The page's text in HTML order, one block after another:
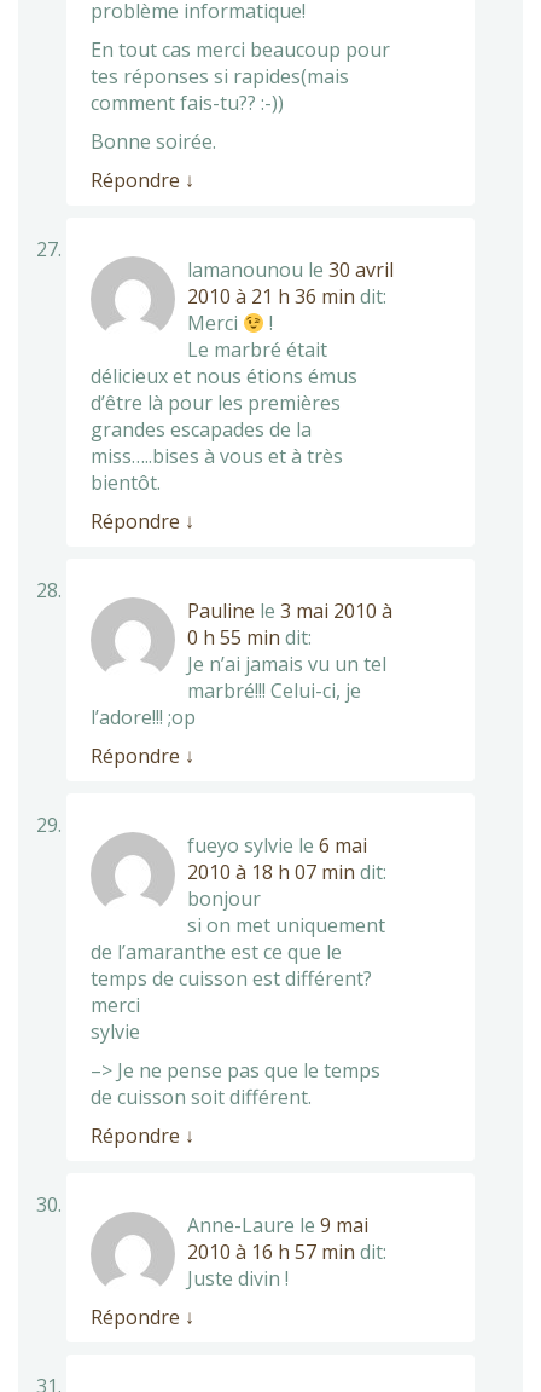
problème informatique!
En tout cas merci beaucoup pour
tes réponses si rapides(mais
comment fais-tu?? :-))
Bonne soirée.
Répondre ↓
lamanounou le 30 avril
2010 à 21 h 36 min dit:
Merci
!
Le marbré était
délicieux et nous étions émus
d’être là pour les premières
grandes escapades de la
miss…..bises à vous et à très
bientôt.
Répondre ↓
Pauline le 3 mai 2010 à
0 h 55 min dit:
Je n’ai jamais vu un tel
marbré!!! Celui-ci, je
l’adore!!! ;op
Répondre ↓
fueyo sylvie le 6 mai
2010 à 18 h 07 min dit:
bonjour
si on met uniquement
de l’amaranthe est ce que le
temps de cuisson est différent?
merci
sylvie
–> Je ne pense pas que le temps
de cuisson soit différent.
Répondre ↓
Anne-Laure le 9 mai
2010 à 16 h 57 min dit:
Juste divin !
Répondre ↓